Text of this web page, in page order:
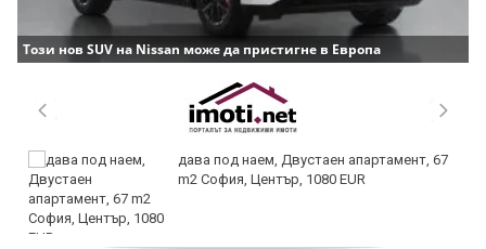
Този нов SUV на Nissan може да пристигне в Европа
дава под наем, Двустаен апартамент, 67
m2 София, Център, 1080 EUR